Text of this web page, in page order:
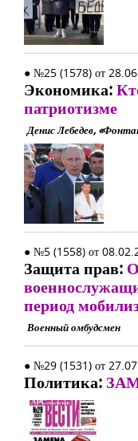
● №25 (1578) от
Экономика:
патриотизме
Денис Лебедев,
● №5 (1558) от
Защита прав:
период
Военный омбудсмен
● №29 (1531) от
Политика: